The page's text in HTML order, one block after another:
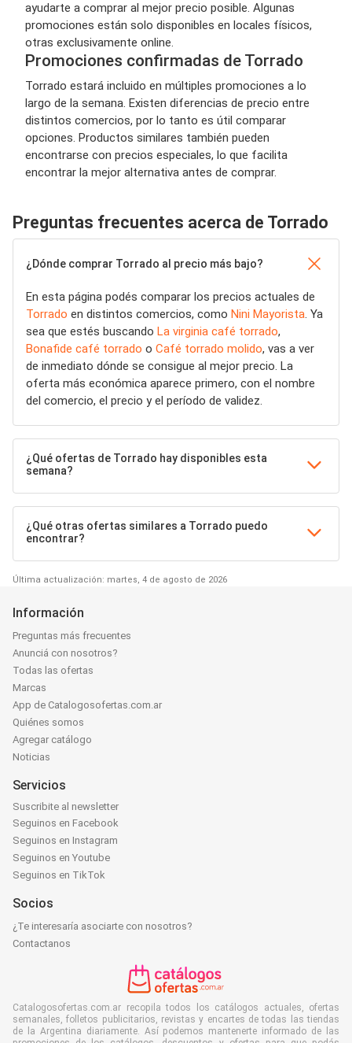
ayudarte a comprar al mejor precio posible. Algunas
promociones están solo disponibles en locales físicos,
otras exclusivamente online.
Promociones confirmadas de Torrado
Torrado estará incluido en múltiples promociones a lo
largo de la semana. Existen diferencias de precio entre
distintos comercios, por lo tanto es útil comparar
opciones. Productos similares también pueden
encontrarse con precios especiales, lo que facilita
encontrar la mejor alternativa antes de comprar.
Preguntas frecuentes acerca de Torrado
¿Dónde comprar Torrado al precio más bajo?
En esta página podés comparar los precios actuales de
Torrado en distintos comercios, como Nini Mayorista. Ya
sea que estés buscando La virginia café torrado,
Bonafide café torrado o Café torrado molido, vas a ver
de inmediato dónde se consigue al mejor precio. La
oferta más económica aparece primero, con el nombre
del comercio, el precio y el período de validez.
¿Qué ofertas de Torrado hay disponibles esta
semana?
¿Qué otras ofertas similares a Torrado puedo
encontrar?
Última actualización: martes, 4 de agosto de 2026
Información
Preguntas más frecuentes
Anunciá con nosotros?
Todas las ofertas
Marcas
App de Catalogosofertas.com.ar
Quiénes somos
Agregar catálogo
Noticias
Servicios
Suscribite al newsletter
Seguinos en Facebook
Seguinos en Instagram
Seguinos en Youtube
Seguinos en TikTok
Socios
¿Te interesaría asociarte con nosotros?
Contactanos
Catalogosofertas.com.ar recopila todos los catálogos actuales, ofertas
semanales, folletos publicitarios, revistas y encartes de todas las tiendas
de la Argentina diariamente. Así podemos mantenerte informado de las